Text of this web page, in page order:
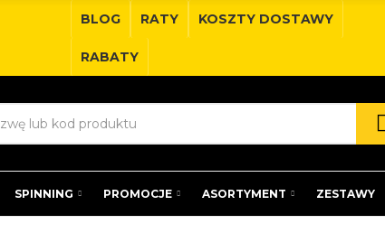
BLOG RATY KOSZTY DOSTAWY
RABATY
SPINNING PROMOCJE ASORTYMENT ZESTAWY